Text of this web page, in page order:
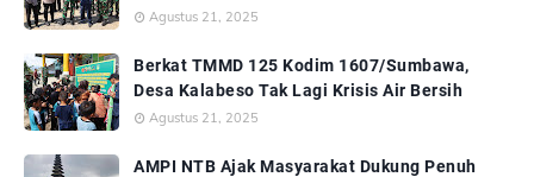
Agustus 21, 2025
Berkat TMMD 125 Kodim 1607/Sumbawa,
Desa Kalabeso Tak Lagi Krisis Air Bersih
Agustus 21, 2025
AMPI NTB Ajak Masyarakat Dukung Penuh